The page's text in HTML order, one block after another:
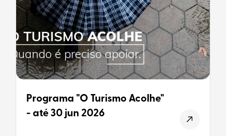
Programa "O Turismo Acolhe"
- até 30 jun 2026